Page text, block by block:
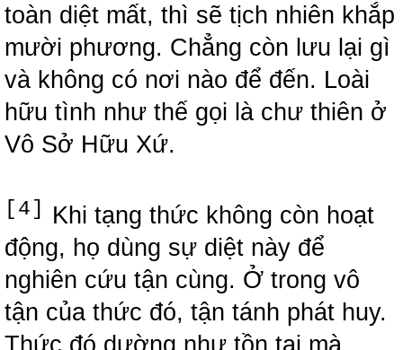
toàn diệt mất, thì sẽ tịch nhiên khắp
mười phương. Chẳng còn lưu lại gì
và không có nơi nào để đến. Loài
hữu tình như thế gọi là chư thiên ở
Vô Sở Hữu Xứ.
[4]
Khi tạng thức không còn hoạt
động, họ dùng sự diệt này để
nghiên cứu tận cùng. Ở trong vô
tận của thức đó, tận tánh phát huy.
Thức đó dường như tồn tại mà